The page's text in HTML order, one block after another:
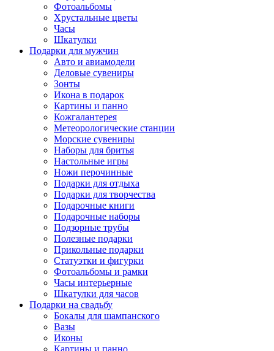
Фотоальбомы
Хрустальные цветы
Часы
Шкатулки
Подарки для мужчин
Авто и авиамодели
Деловые сувениры
Зонты
Икона в подарок
Картины и панно
Кожгалантерея
Метеорологические станции
Морские сувениры
Наборы для бритья
Настольные игры
Ножи перочинные
Подарки для отдыха
Подарки для творчества
Подарочные книги
Подарочные наборы
Подзорные трубы
Полезные подарки
Прикольные подарки
Статуэтки и фигурки
Фотоальбомы и рамки
Часы интерьерные
Шкатулки для часов
Подарки на свадьбу
Бокалы для шампанского
Вазы
Иконы
Картины и панно